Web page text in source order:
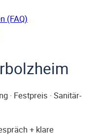
(FAQ)
· Festpreis · Sanitär-
+ klare